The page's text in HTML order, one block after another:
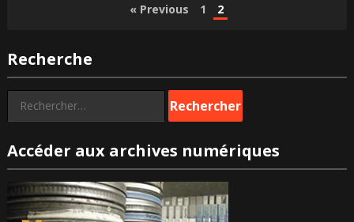
publications
« Previous 1 2
Recherche
Rechercher :
Accéder aux archives numériques